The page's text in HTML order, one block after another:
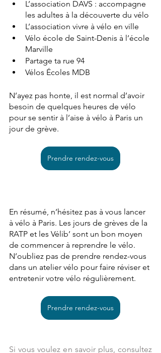
L’association DAVS : accompagne
les adultes à la découverte du vélo
L’association vivre à vélo en ville
Vélo école de Saint-Denis à l’école
Marville
Partage ta rue 94
Vélos Écoles MDB
N’ayez pas honte, il est normal d’avoir
besoin de quelques heures de vélo
pour se sentir à l’aise à vélo à Paris un
jour de grève.
Prendre rendez-vous
En résumé, n’hésitez pas à vous lancer
à vélo à Paris. Les jours de grèves de la
RATP et les Vélib’ sont un bon moyen
de commencer à reprendre le vélo.
N’oubliez pas de prendre rendez-vous
dans un atelier vélo pour faire réviser et
entretenir votre vélo régulièrement.
Prendre rendez-vous
Si vous voulez en savoir plus, consultez